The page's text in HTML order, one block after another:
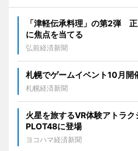
「津軽伝承料理」の第2弾
に焦点を当てる
弘前経済新聞
札幌でゲームイベント10月
札幌経済新聞
火星を旅するVR体験アトラ
PLOT48に登場
ヨコハマ経済新聞